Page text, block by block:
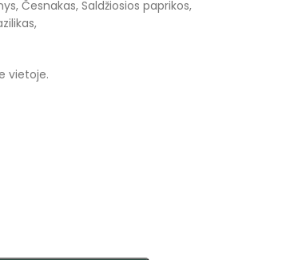
Česnakas, Saldžiosios paprikos,
vietoje.